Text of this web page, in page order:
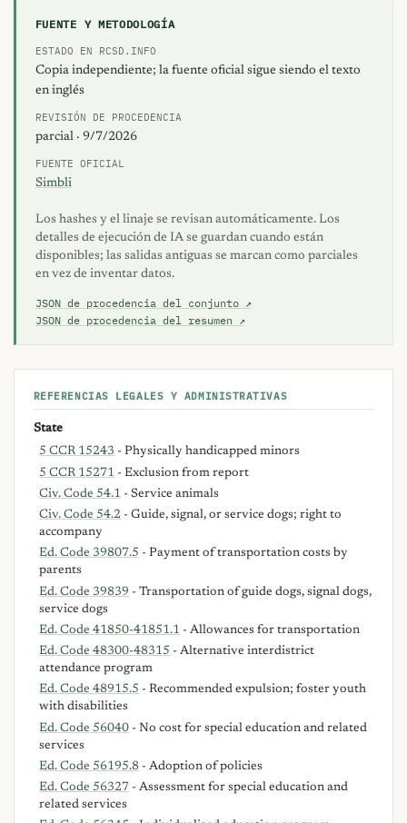
FUENTE Y METODOLOGÍA
ESTADO EN RCSD.INFO
Copia independiente; la fuente oficial sigue siendo el texto
en inglés
REVISIÓN DE PROCEDENCIA
parcial · 9/7/2026
FUENTE OFICIAL
Simbli
Los hashes y el linaje se revisan automáticamente. Los
detalles de ejecución de IA se guardan cuando están
disponibles; las salidas antiguas se marcan como parciales
en vez de inventar datos.
JSON de procedencia del conjunto ↗
JSON de procedencia del resumen ↗
REFERENCIAS LEGALES Y ADMINISTRATIVAS
State
5 CCR 15243 - Physically handicapped minors
5 CCR 15271 - Exclusion from report
Civ. Code 54.1 - Service animals
Civ. Code 54.2 - Guide, signal, or service dogs; right to
accompany
Ed. Code 39807.5 - Payment of transportation costs by
parents
Ed. Code 39839 - Transportation of guide dogs, signal dogs,
service dogs
Ed. Code 41850-41851.1 - Allowances for transportation
Ed. Code 48300-48315 - Alternative interdistrict
attendance program
Ed. Code 48915.5 - Recommended expulsion; foster youth
with disabilities
Ed. Code 56040 - No cost for special education and related
services
Ed. Code 56195.8 - Adoption of policies
Ed. Code 56327 - Assessment for special education and
related services